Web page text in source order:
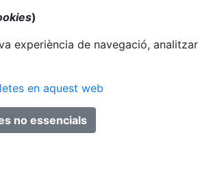
)
experiència de navegació,
en aquest web
no essencials